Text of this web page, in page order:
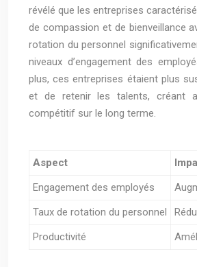
révélé que les entreprises
de compassion et de bienveillance
rotation du personnel
niveaux d’engagement des
plus, ces entreprises étaient plus
et de retenir les talents, créant
compétitif sur le long terme.
Aspect
Engagement des employés
Taux de rotation du personnel
Productivité